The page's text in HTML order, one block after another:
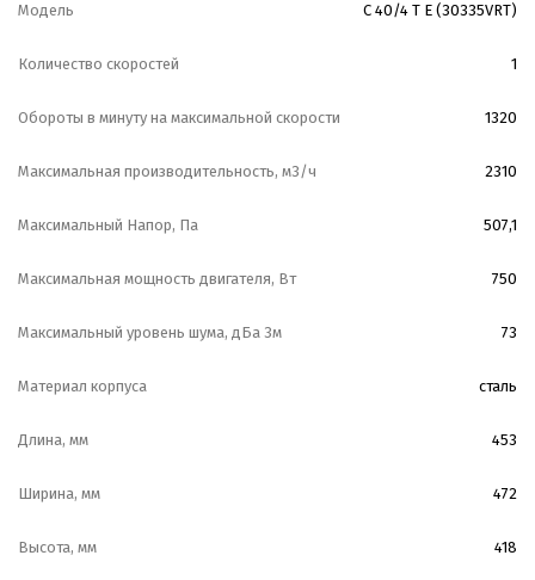
Модель C 40/4 T E (30335VRT)
Количество скоростей 1
Обороты в минуту на максимальной скорости 1320
Максимальная производительность, м3/ч 2310
Максимальный Напор, Па 507,1
Максимальная мощность двигателя, Вт 750
Максимальный уровень шума, дБа 3м 73
Материал корпуса сталь
Длина, мм 453
Ширина, мм 472
Высота, мм 418